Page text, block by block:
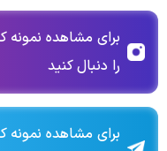
برای مشاهده نمونه
را دنبال کنید
برای مشاهده نمونه